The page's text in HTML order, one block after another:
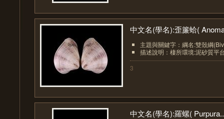
中文名(學名):歪簾蛤(
主題與關鍵字：綱名:雙殼綱
描述說明：棲所環境:泥砂質平
3
中文名(學名):羅螺(